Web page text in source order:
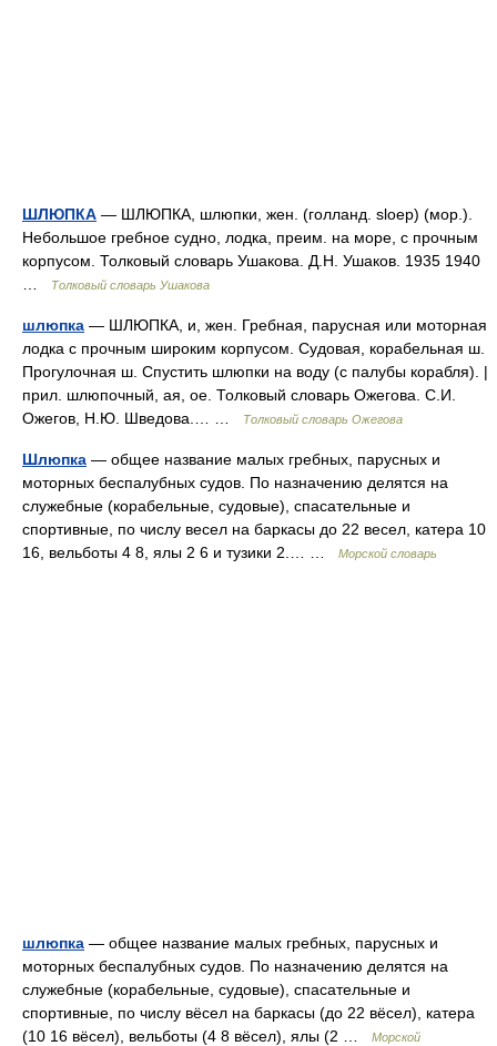
ШЛЮПКА — ШЛЮПКА, шлюпки, жен. (голланд. sloep) (мор.).
Небольшое гребное судно, лодка, преим. на море, с прочным
корпусом. Толковый словарь Ушакова. Д.Н. Ушаков. 1935 1940
Толковый словарь Ушакова
шлюпка — ШЛЮПКА, и, жен. Гребная, парусная или моторная
лодка с прочным широким корпусом. Судовая, корабельная ш.
Прогулочная ш. Спустить шлюпки на воду (с палубы корабля). |
прил. шлюпочный, ая, ое. Толковый словарь Ожегова. С.И.
Ожегов, Н.Ю. Шведова.… …
Толковый словарь Ожегова
Шлюпка — общее название малых гребных, парусных и
моторных беспалубных судов. По назначению делятся на
служебные (корабельные, судовые), спасательные и
спортивные, по числу весел на баркасы до 22 весел, катера 10
16, вельботы 4 8, ялы 2 6 и тузики 2.… …
Морской словарь
шлюпка — общее название малых гребных, парусных и
моторных беспалубных судов. По назначению делятся на
служебные (корабельные, судовые), спасательные и
спортивные, по числу вёсел на баркасы (до 22 вёсел), катера
(10 16 вёсел), вельботы (4 8 вёсел), ялы (2 …
Морской